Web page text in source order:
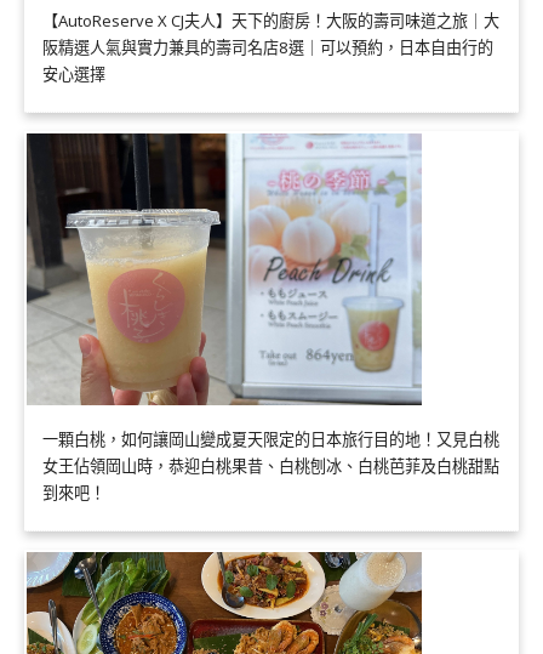
【AutoReserve X CJ夫人】天下的廚房！大阪的壽司味道之旅｜大
阪精選人氣與實力兼具的壽司名店8選｜可以預約，日本自由行的
安心選擇
一顆白桃，如何讓岡山變成夏天限定的日本旅行目的地！又見白桃
女王佔領岡山時，恭迎白桃果昔、白桃刨冰、白桃芭菲及白桃甜點
到來吧！